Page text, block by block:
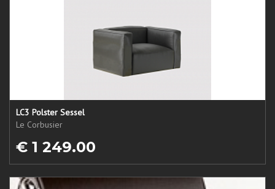
LC3 Polster Sessel
Le Corbusier
€ 1 249.00